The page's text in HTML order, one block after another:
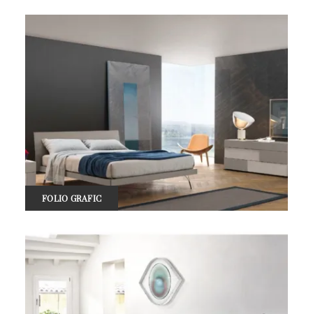
FOLIO GRAFIC